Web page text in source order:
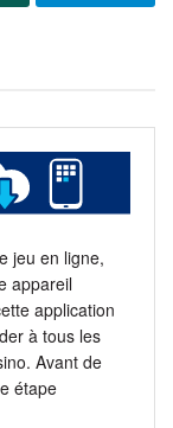
jeu en ligne,
appareil
application
à tous les
Avant de
étape